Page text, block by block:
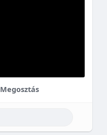
Megosztás